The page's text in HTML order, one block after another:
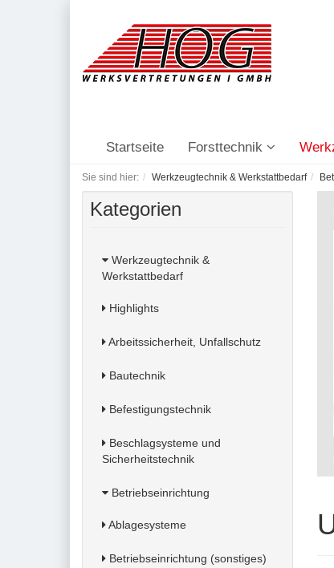
Startseite Forsttechnik
Sie sind hier: Werkzeugtechnik & Werkstattbedarf
Kategorien
Werkzeugtechnik &
Werkstattbedarf
Highlights
Arbeitssicherheit, Unfallschutz
Bautechnik
Befestigungstechnik
Beschlagsysteme und
Sicherheitstechnik
Betriebseinrichtung
Ablagesysteme
Betriebseinrichtung (sonstiges)